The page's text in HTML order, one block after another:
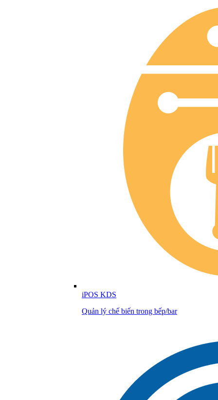
iPOS KDS
Quản lý chế biến trong bếp/bar